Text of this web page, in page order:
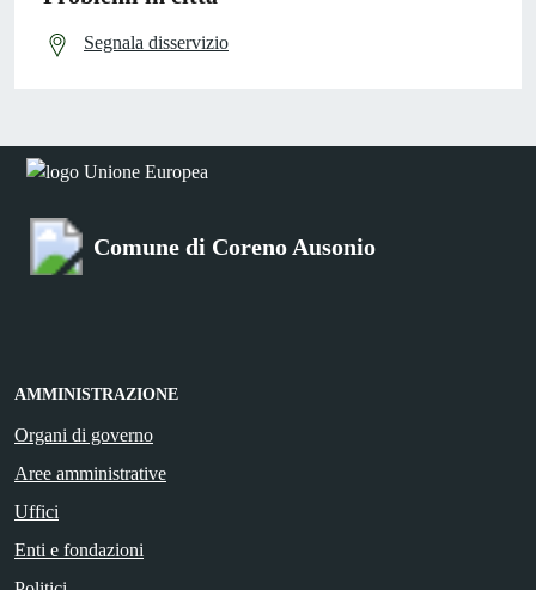
Segnala disservizio
Comune di Coreno Ausonio
AMMINISTRAZIONE
Organi di governo
Aree amministrative
Uffici
Enti e fondazioni